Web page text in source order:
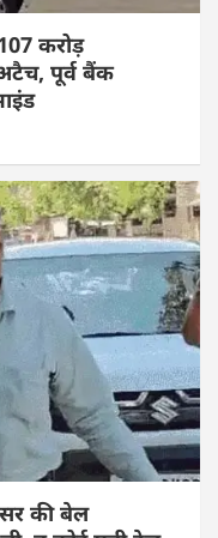
करोड़
पूर्व बैंक
की बेल